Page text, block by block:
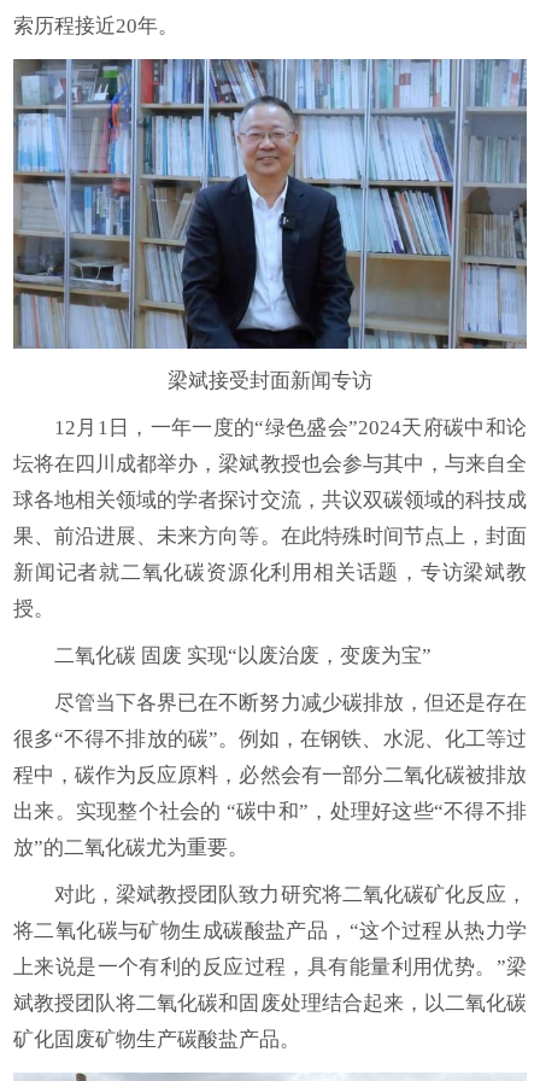
索历程接近20年。
梁斌接受封面新闻专访
12月1日，一年一度的“绿色盛会”2024天府碳中和论
坛将在四川成都举办，梁斌教授也会参与其中，与来自全
球各地相关领域的学者探讨交流，共议双碳领域的科技成
果、前沿进展、未来方向等。在此特殊时间节点上，封面
新闻记者就二氧化碳资源化利用相关话题，专访梁斌教
授。
二氧化碳 固废 实现“以废治废，变废为宝”
尽管当下各界已在不断努力减少碳排放，但还是存在
很多“不得不排放的碳”。例如，在钢铁、水泥、化工等过
程中，碳作为反应原料，必然会有一部分二氧化碳被排放
出来。实现整个社会的 “碳中和”，处理好这些“不得不排
放”的二氧化碳尤为重要。
对此，梁斌教授团队致力研究将二氧化碳矿化反应，
将二氧化碳与矿物生成碳酸盐产品，“这个过程从热力学
上来说是一个有利的反应过程，具有能量利用优势。”梁
斌教授团队将二氧化碳和固废处理结合起来，以二氧化碳
矿化固废矿物生产碳酸盐产品。